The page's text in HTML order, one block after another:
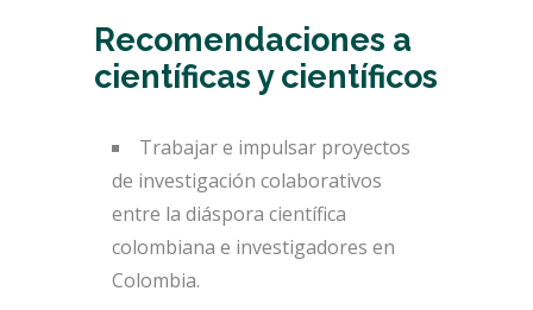
Recomendaciones a
científicas y científicos
Trabajar e impulsar proyectos
de investigación colaborativos
entre la diáspora científica
colombiana e investigadores en
Colombia.